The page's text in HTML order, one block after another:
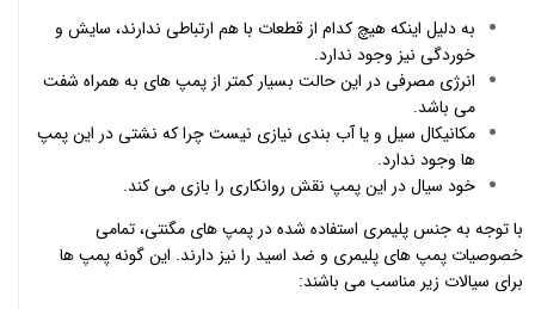
به دلیل اینکه هیچ کدام از قطعات با هم ارتباطی ندارند، سایش و
خوردگی نیز وجود ندارد.
انرژی مصرفی در این حالت بسیار کمتر از پمپ های به همراه شفت
می باشد.
مکانیکال سیل و یا آب بندی نیازی نیست چرا که نشتی در این پمپ
ها وجود ندارد.
خود سیال در این پمپ نقش روانکاری را بازی می کند.
با توجه به جنس پلیمری استفاده شده در پمپ های مگنتی، تمامی
خصوصیات پمپ های پلیمری و ضد اسید را نیز دارند. این گونه پمپ ها
برای سیالات زیر مناسب می باشند: